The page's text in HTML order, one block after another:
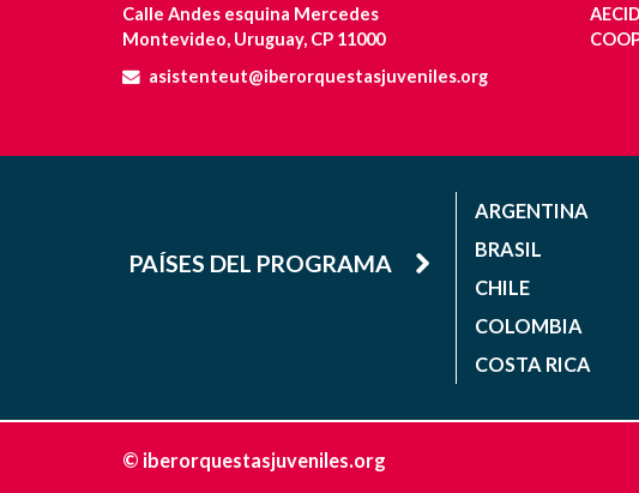
Calle Andes esquina Mercedes
Montevideo, Uruguay, CP 11000
asistenteut@iberorquestasjuveniles.org
AECID
PAÍSES DEL PROGRAMA
ARGENTINA
BRASIL
CHILE
COLOMBIA
COSTA RICA
© iberorquestasjuveniles.org